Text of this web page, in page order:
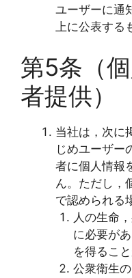
ユーザーに通
上に公表する
第5条（
者提供）
当社は，次に
じめユーザー
者に個人情報
ん。ただし，
で認められる
人の生命
に必要が
を得るこ
公衆衛生